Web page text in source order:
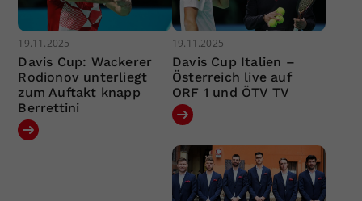
19.11.2025
Davis Cup: Wackerer
Rodionov unterliegt
zum Auftakt knapp
Berrettini
19.11.2025
Davis Cup Italien –
Österreich live auf
ORF 1 und ÖTV TV